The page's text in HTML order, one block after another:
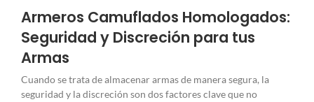
Armeros Camuflados Homologados:
Seguridad y Discreción para tus
Armas
Cuando se trata de almacenar armas de manera segura, la
seguridad y la discreción son dos factores clave que no